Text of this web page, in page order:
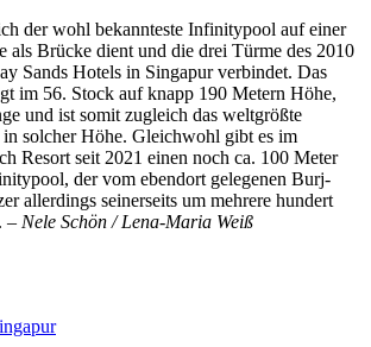
der wohl bekannteste Infinitypool auf einer
als Brücke dient und die drei Türme des 2010
Sands Hotels in Singapur verbindet. Das
im 56. Stock auf knapp 190 Metern Höhe,
und ist somit zugleich das weltgrößte
solcher Höhe. Gleichwohl gibt es im
Resort seit 2021 einen noch ca. 100 Meter
der vom ebendort gelegenen Burj-
allerdings seinerseits um mehrere hundert
– Nele Schön / Lena-Maria Weiß